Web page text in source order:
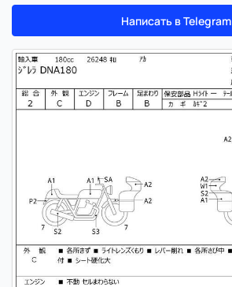
Написать в Telegram